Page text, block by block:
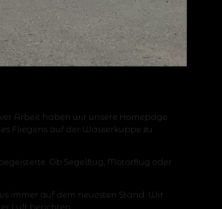
Arbeit haben wir unsere Homepage
Fliegens auf der Wasserkuppe zu
Ob Segelflug, Motorflug oder
immer auf dem neuesten Stand. Wir